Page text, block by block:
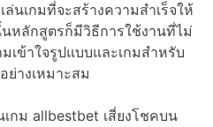
นเกมที่จะสร้างความสำเร็จให้
หลักสูตรก็มีวิธีการใช้งานที่ไม่
ข้าใจรูปแบบและเกมสำหรับ
ย่างเหมาะสม
เกม allbestbet เสี่ยงโชคบน